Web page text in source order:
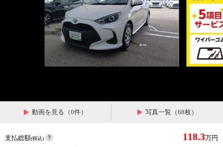
動画を見る（0件） 写真一覧（68枚）
支払総額(税込) 118.3万円